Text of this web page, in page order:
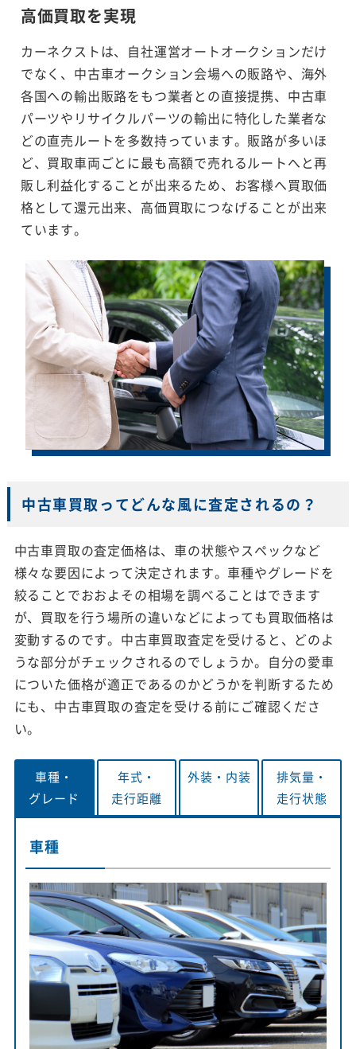
高価買取を実現
カーネクストは、自社運営オートオークションだけ
でなく、中古車オークション会場への販路や、海外
各国への輸出販路をもつ業者との直接提携、中古車
パーツやリサイクルパーツの輸出に特化した業者な
どの直売ルートを多数持っています。販路が多いほ
ど、買取車両ごとに最も高額で売れるルートへと再
販し利益化することが出来るため、お客様へ買取価
格として還元出来、高価買取につなげることが出来
ています。
中古車買取ってどんな風に査定されるの？
中古車買取の査定価格は、車の状態やスペックなど
様々な要因によって決定されます。車種やグレードを
絞ることでおおよその相場を調べることはできます
が、買取を行う場所の違いなどによっても買取価格は
変動するのです。中古車買取査定を受けると、どのよ
うな部分がチェックされるのでしょうか。自分の愛車
についた価格が適正であるのかどうかを判断するため
にも、中古車買取の査定を受ける前にご確認くださ
い。
車種・
グレード
年式・
走行距離
外装・ 内装
排気量・
走行状態
車種